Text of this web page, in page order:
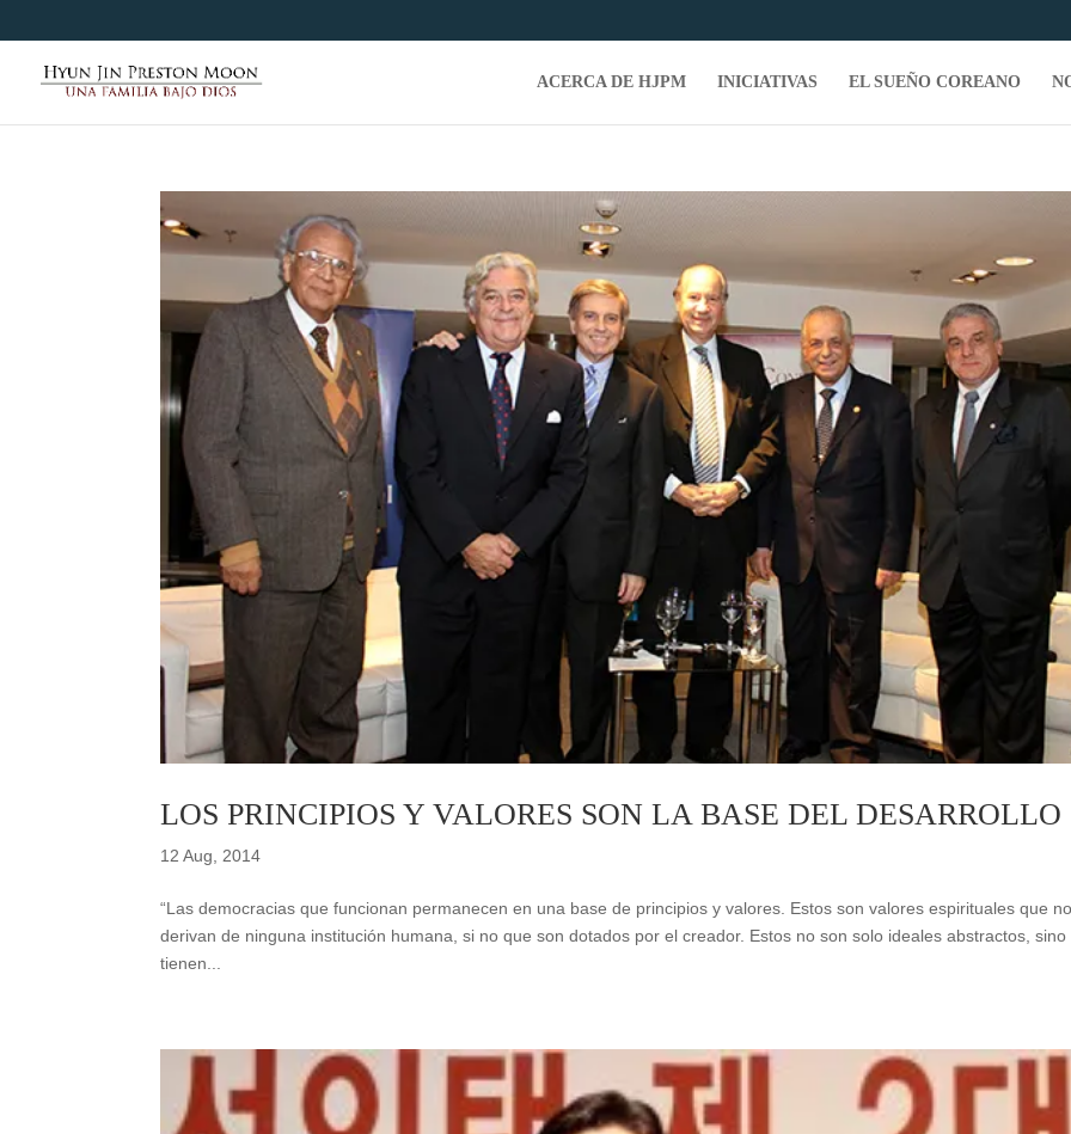
ACERCA DE HJPM INICIATIVAS EL SUEÑO COREANO
LOS PRINCIPIOS Y VALORES SON LA BASE DEL DESARROLLO
12 Aug, 2014
“Las democracias que funcionan permanecen en una base de principios y valores. Estos son valores espirituales que
derivan de ninguna institución humana, si no que son dotados por el creador. Estos no son solo ideales abstractos, sino
tienen...